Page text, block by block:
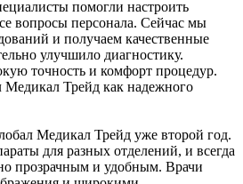
помогли настроить
вопросы персонала. Сейчас мы
и получаем качественные
улучшило диагностику.
точность и комфорт процедур.
Трейд как надежного
Медикал Трейд уже второй год.
для разных отделений, и всегда
прозрачным и удобным. Врачи